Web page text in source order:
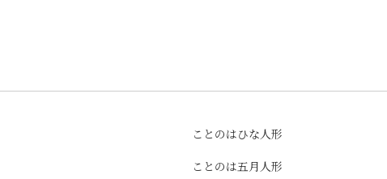
ことのはひな人形
ことのは五月人形